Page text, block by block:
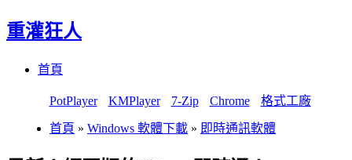
重灌狂人
首頁
PotPlayer KMPlayer 7-Zip Chrome 格式工廠
首頁 » Windows 軟體下載 » 即時通訊軟體